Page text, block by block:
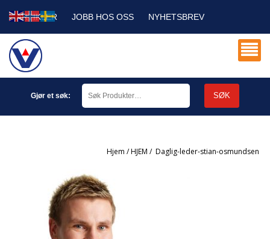
ARTIKLER JOBB HOS OSS NYHETSBREV
SERVICE DB
Gjør et søk: SØK
Hjem /HJEM / daglig-leder-stian-osmundsen